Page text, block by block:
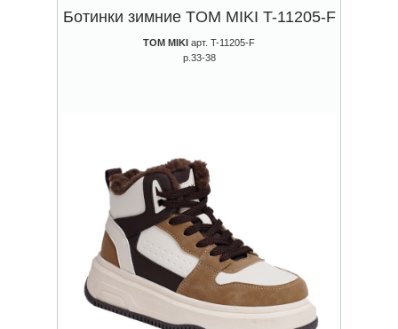
Ботинки зимние TOM MIKI T-11205-F
TOM MIKI арт. T-11205-F
р.33-38